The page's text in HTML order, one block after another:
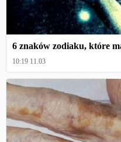
6 znaków zodiaku, które
10:19 11.03